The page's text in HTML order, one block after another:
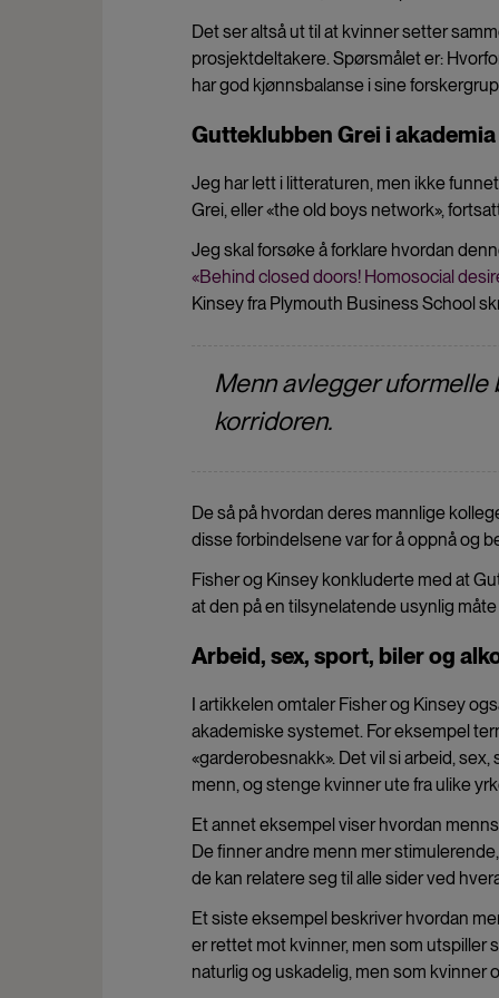
Det ser altså ut til at kvinner setter
prosjektdeltakere. Spørsmålet er:
har god kjønnsbalanse i sine
Gutteklubben Grei i akademia
Jeg har lett i litteraturen, men ikke
Grei, eller «the old boys network»,
Jeg skal forsøke å forklare hvordan
«Behind closed doors! Homosocial
Kinsey fra Plymouth Business School
Menn avlegger uformelle
korridoren.
De så på hvordan deres mannlige
disse forbindelsene var for å oppnå og
Fisher og Kinsey konkluderte med at
at den på en tilsynelatende usynlig
Arbeid, sex, sport, biler og
I artikkelen omtaler Fisher og Kinsey
akademiske systemet. For eksempel
«garderobesnakk». Det vil si arbeid,
menn, og stenge kvinner ute fra ulike
Et annet eksempel viser hvordan
De finner andre menn mer
de kan relatere seg til alle sider ved
Et siste eksempel beskriver hvordan
er rettet mot kvinner, men som utspiller
naturlig og uskadelig, men som kvinner